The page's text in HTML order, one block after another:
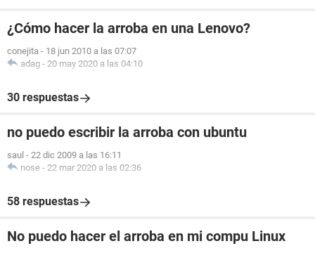
¿Cómo hacer la arroba en una Lenovo?
conejita - 18 jun 2010 a las 07:07
adag - 20 may 2020 a las 04:10
30 respuestas
no puedo escribir la arroba con ubuntu
saul - 22 dic 2009 a las 16:11
nose - 22 mar 2020 a las 02:36
58 respuestas
No puedo hacer el arroba en mi compu Linux